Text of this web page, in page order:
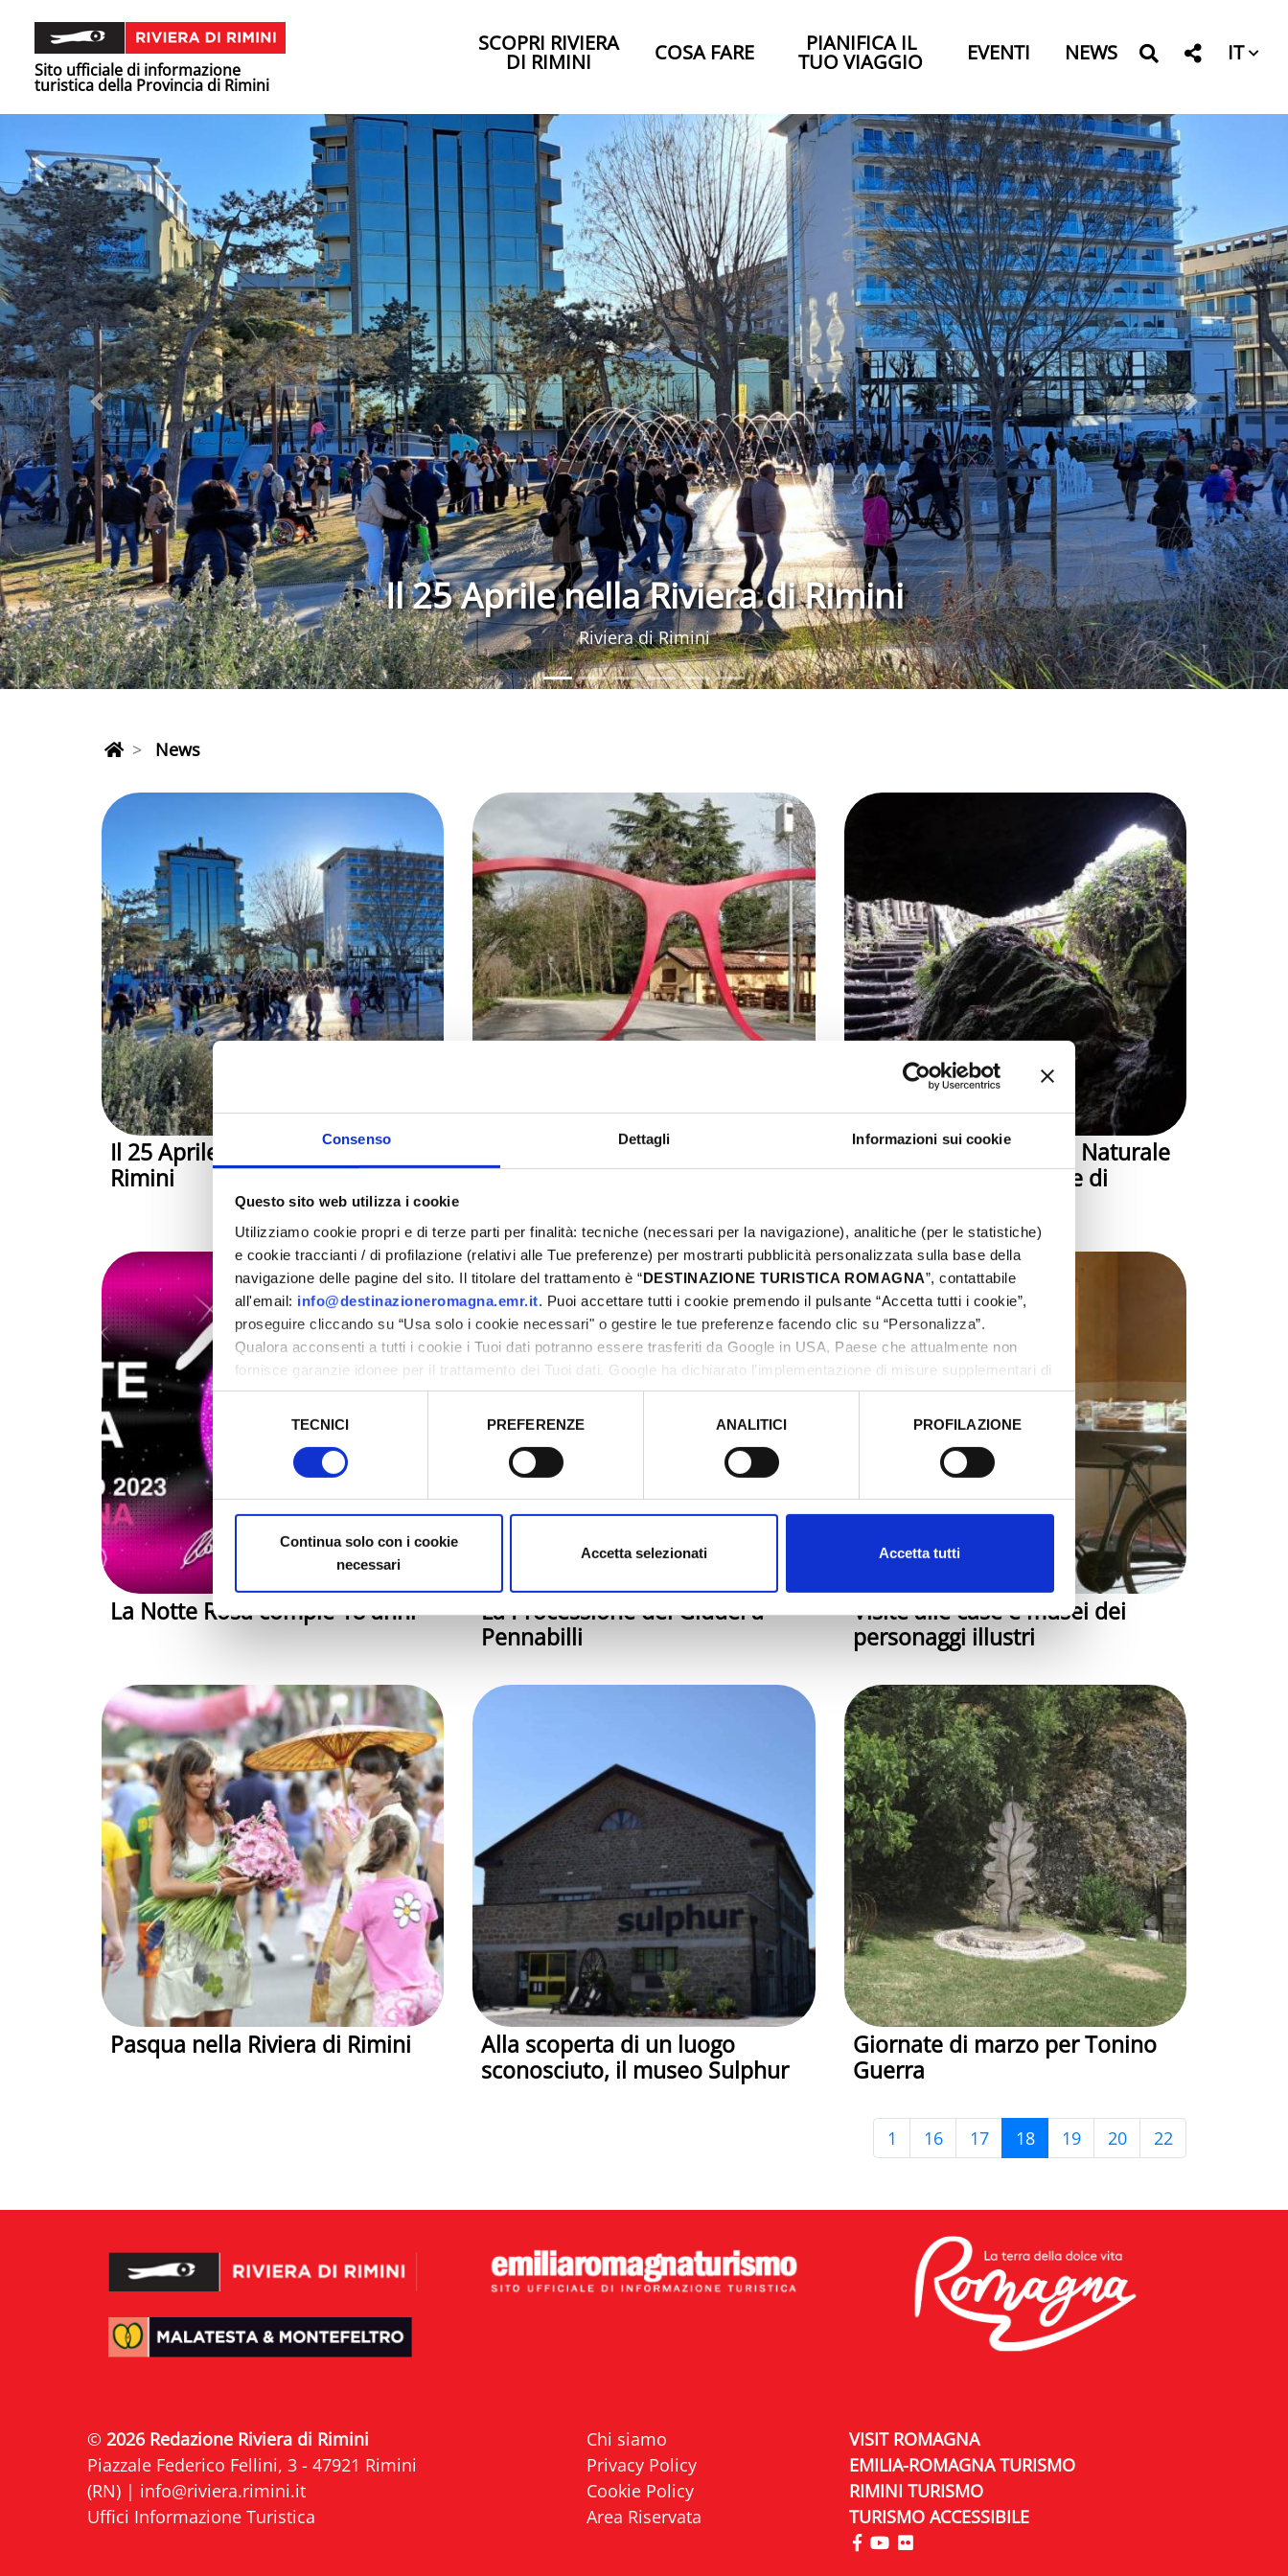
Consenso Dettagli Informazioni sui cookie
Questo sito web utilizza i cookie
Utilizziamo cookie propri e di terze parti per finalità: tecniche (necessari per la navigazione), analitiche (per le statistiche)
e cookie traccianti / di profilazione (relativi alle Tue preferenze) per mostrarti pubblicità personalizzata sulla base della
navigazione delle pagine del sito. Il titolare del trattamento è “DESTINAZIONE TURISTICA ROMAGNA”, contattabile
all'email: info@destinazioneromagna.emr.it. Puoi accettare tutti i cookie premendo il pulsante “Accetta tutti i cookie”,
proseguire cliccando su “Usa solo i cookie necessari" o gestire le tue preferenze facendo clic su “Personalizza”.
Qualora acconsenti a tutti i cookie i Tuoi dati potranno essere trasferiti da Google in USA, Paese che attualmente non
fornisce garanzie idonee per il trattamento dei Tuoi dati. Google ha dichiarato l’implementazione di misure supplementari di
sicurezza a Tutela dei navigatori, che abbiamo valutato essere sufficienti.
Selezione
del
consenso
TECNICI PREFERENZE ANALITICI PROFILAZIONE
Continua solo con i cookie
necessari
Accetta selezionati Accetta tutti
Sito ufficiale di informazione
turistica della Provincia di Rimini
SCOPRI RIVIERA
DI RIMINI COSA FARE PIANIFICA IL
TUO VIAGGIO EVENTI NEWS IT
Una giornata alla scoperta di Novafeltria e delle sue
frazioni
Riviera di Rimini
Precedente
News
Il 25 Aprile nella Riviera di
Rimini
Una giornata alla scoperta di
Novafeltria e delle sue frazioni
Una visita alla Riserva Naturale
Orientata e alle Grotte di
La Notte Rosa compie 18 anni
La Processione dei Giudei a
Pennabilli
Visite alle case e musei dei
personaggi illustri
Pasqua nella Riviera di Rimini
Alla scoperta di un luogo
sconosciuto, il museo Sulphur
Giornate di marzo per Tonino
Guerra
1 16 17 18 19 20 22
© 2026 Redazione Riviera di Rimini
Piazzale Federico Fellini, 3 - 47921 Rimini
(RN) | info@riviera.rimini.it
Uffici Informazione Turistica
Chi siamo
Privacy Policy
Cookie Policy
Area Riservata
VISIT ROMAGNA
EMILIA-ROMAGNA TURISMO
RIMINI TURISMO
TURISMO ACCESSIBILE
visita la pagina Facebook di Riviera di Rimini
visita la pagina YouTube di Riviera di Rimini
visita la pagina Flickr di Riviera di Rimini